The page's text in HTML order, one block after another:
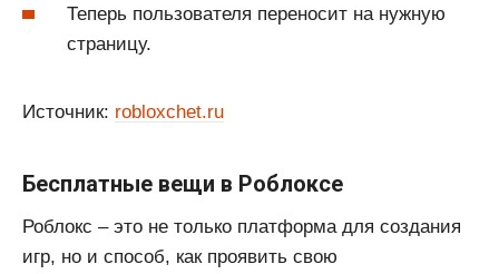
Теперь пользователя переносит на нужную
страницу.
Источник: robloxchet.ru
Бесплатные вещи в Роблоксе
Роблокс – это не только платформа для создания
игр, но и способ, как проявить свою